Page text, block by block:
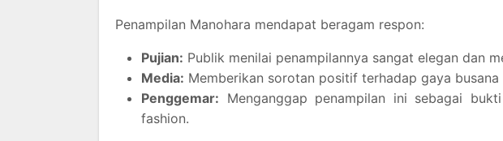
Penampilan Manohara mendapat beragam respon:
Pujian: Publik menilai penampilannya sangat elegan dan
Media: Memberikan sorotan positif terhadap gaya busana
Penggemar: Menganggap penampilan ini sebagai
fashion.